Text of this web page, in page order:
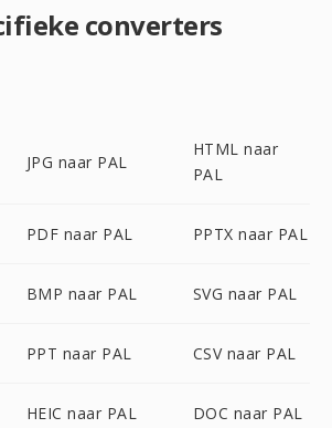
converters
JPG naar PAL
HTML naar
PAL
PDF naar PAL PPTX naar PAL
BMP naar PAL SVG naar PAL
PPT naar PAL CSV naar PAL
HEIC naar PAL DOC naar PAL